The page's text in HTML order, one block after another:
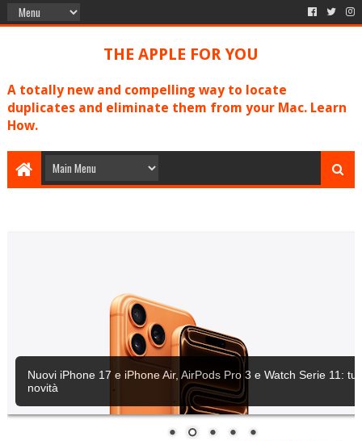
THE APPLE FOR YOU
A totally new and compelling way to locate
duplicates and eliminate them from your Mac. Learn
How.
Nuovi iPhone 17 e iPhone Air, AirPods Pro 3 e Watch Serie 11:
novità